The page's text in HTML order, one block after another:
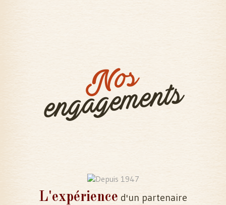
Nos
engagements
L'expérience d'un partenaire